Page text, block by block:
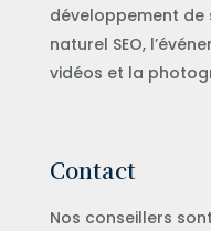
développement de
naturel SEO,
vidéos et la
Contact
Nos conseillers